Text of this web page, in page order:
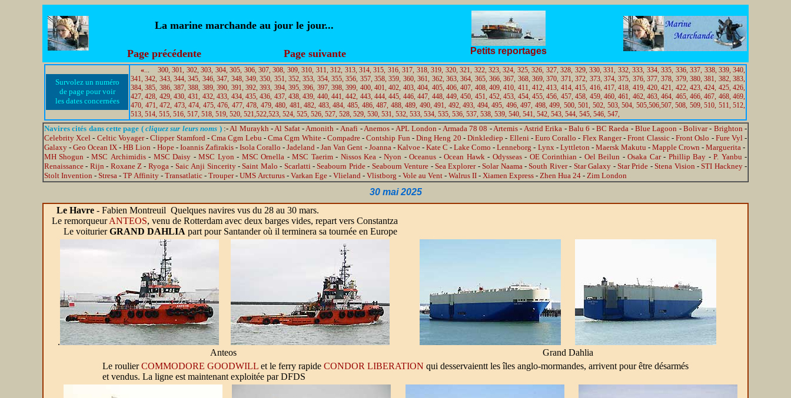
La marine marchande au jour le jour...
Petits reportages
Page précédente Page suivante
Survolez un numéro
de page pour voir
les dates concernées
«... 300, 301, 302, 303, 304, 305, 306, 307, 308, 309, 310, 311, 312, 313, 314, 315, 316, 317, 318, 319, 320, 321, 322, 323, 324, 325, 326, 327, 328, 329, 330, 331, 332, 333, 334, 335, 336, 337, 338, 339, 340,
341, 342, 343, 344, 345, 346, 347, 348, 349, 350, 351, 352, 353, 354, 355, 356, 357, 358, 359, 360, 361, 362, 363, 364, 365, 366, 367, 368, 369, 370, 371, 372, 373, 374, 375, 376, 377, 378, 379, 380, 381, 382, 383,
384, 385, 386, 387, 388, 389, 390, 391, 392, 393, 394, 395, 396, 397, 398, 399, 400, 401, 402, 403, 404, 405, 406, 407, 408, 409, 410, 411, 412, 413, 414, 415, 416, 417, 418, 419, 420, 421, 422, 423, 424, 425, 426,
427, 428, 429, 430, 431, 432, 433, 434, 435, 436, 437, 438, 439, 440, 441, 442, 443, 444, 445, 446, 447, 448, 449, 450, 451, 452, 453, 454, 455, 456, 457, 458, 459, 460, 461, 462, 463, 464, 465, 466, 467, 468, 469,
470, 471, 472, 473, 474, 475, 476, 477, 478, 479, 480, 481, 482, 483, 484, 485, 486, 487, 488, 489, 490, 491, 492, 493, 494, 495, 496, 497, 498, 499, 500, 501, 502, 503, 504, 505,506,507, 508, 509, 510, 511, 512,
513, 514, 515, 516, 517, 518, 519, 520, 521,522,523, 524, 525, 526, 527, 528, 529, 530, 531, 532, 533, 534, 535, 536, 537, 538, 539, 540, 541, 542, 543, 544, 545, 546, 547,
Navires cités dans cette page (cliquez sur leurs noms ):-Al Muraykh-Al Safat-Amonith -Anafi -Anemos- APL London - Armada 78 08 -Artemis - Astrid Erika - Balu 6 - BC Raeda -Blue Lagoon -Bolivar- Brighton -
Celebrity Xcel - Celtic Voyager-Clipper Stamford-Cma Cgm Lebu -Cma Cgm White- Compadre-Contship Fun -Ding Heng 20 -Dinklediep - Elleni-Euro Corallo - Flex Ranger-Front Classic-Front Oslo - Fure Vyl -
Galaxy -Geo Ocean IX -HB Lion - Hope- Ioannis Zafirakis - Isola Corallo -Jadeland -Jan Van Gent - Joanna- Kalvoe- Kate C -Lake Como -Lenneborg - Lynx- Lyttleton - Maersk Makutu - Mapple Crown -Marguerita -
MH Shogun -MSC Archimidis- MSC Daisy -MSC Lyon - MSC Ornella -MSC Taerim- Nissos Kea -Nyon -Oceanus -Ocean Hawk- Odysseas- OE Corinthian - Oel Beilun -Osaka Car- Phillip Bay -P. Yanbu -
Renaissance - Rijn - Roxane Z - Ryoga- Saic Anji Sincerity-Saint Malo - Scarlatti-Seabourn Pride- Seabourn Venture - Sea Explorer-Solar Naama-South River- Star Galaxy - Star Pride -Stena Vision -STI Hackney-
Stolt Invention - Stresa - TP Affinity - Transatlatic - Trouper- UMS Arcturus - Varkan Ege - Vlieland - Vlistborg - Vole au Vent - Walrus II - Xiamen Express - Zhen Hua 24 - Zim London
30 mai 2025
Le Havre - Fabien Montreuil Quelques navires vus du 28 au 30 mars.
Le remorqueurANTEOS, venu de Rotterdam avec deux barges vides, repart vers Constantza
Le voiturierGRAND DAHLIA part pour Santander où il terminera sa tournée en Europe
.
Anteos
Grand Dahlia
Le roulierCOMMODORE GOODWILL et le ferry rapide CONDOR LIBERATION qui desservaientt les îles anglo-mormandes, arrivent pour être désarmés
et vendus. La ligne est maintenant exploitée par DFDS